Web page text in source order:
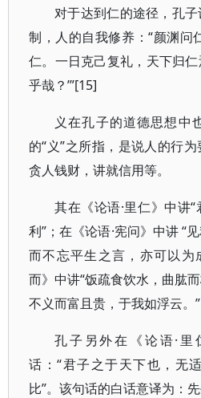
对于达到仁的途径，孔
制，人的自我修养：“颜渊问
仁。一日克己复礼，天下归
乎哉？’”[15]
义在孔子的道德思想中
的“义”之所指，是说人的行
贪人钱财，讲就信用等。
其在《论语·里仁》中讲
利”；在《论语·宪问》中讲 “
而不忘平生之言，亦可以为
而》中讲“饭疏食饮水，曲肱
不义而富且贵，于我如浮云。”
孔子另外在《论语·
话：“君子之于天下也，无
比”。该句话的白话意译为：